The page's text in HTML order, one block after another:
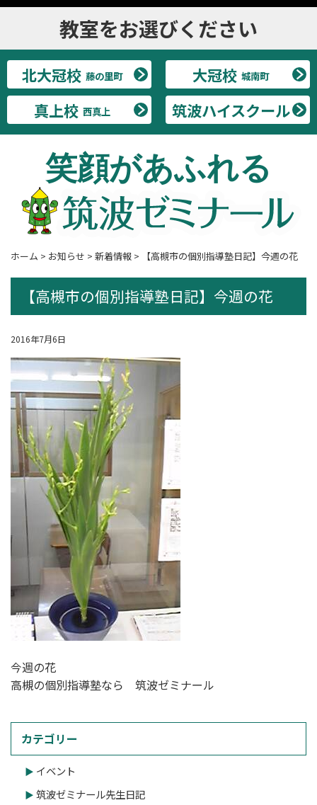
教室をお選びください
北大冠校 藤の里町 大冠校 城南町
真上校 西真上 筑波ハイスクール
笑顔があふれる
ホーム > お知らせ > 新着情報 > 【高槻市の個別指導塾日記】今週の花
【高槻市の個別指導塾日記】今週の花
2016年7月6日
今週の花
高槻の個別指導塾なら 筑波ゼミナール
カテゴリー
イベント
筑波ゼミナール先生日記